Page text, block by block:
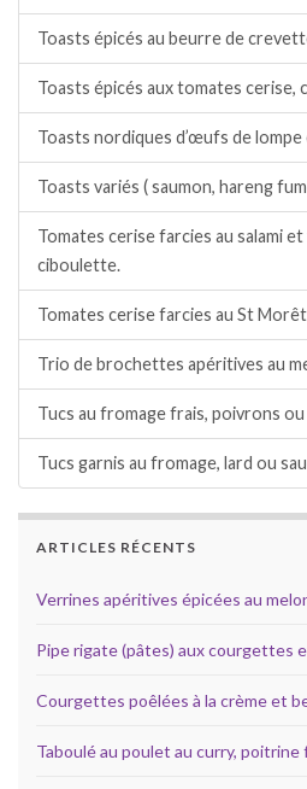
Toasts épicés au beurre de
Toasts épicés aux tomates cerise,
Toasts nordiques d’œufs de
Toasts variés ( saumon, hareng
Tomates cerise farcies au salami
ciboulette.
Tomates cerise farcies au St
Trio de brochettes apéritives au
Tucs au fromage frais, poivrons
Tucs garnis au fromage, lard ou
ARTICLES RÉCENTS
Verrines apéritives épicées au
Pipe rigate (pâtes) aux courgettes
Courgettes poêlées à la crème et
Taboulé au poulet au curry,